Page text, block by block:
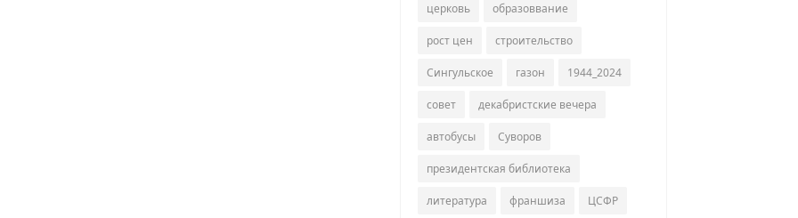
церковь образоввание
рост цен строительство
Сингульское газон 1944_2024
совет декабристские вечера
автобусы Суворов
президентская библиотека
литература франшиза ЦСФР